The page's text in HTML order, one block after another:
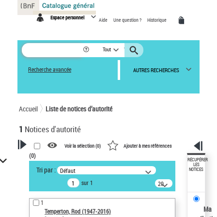
Espace personnel Aide Une question ? Historique
Tout
Recherche avancée AUTRES RECHERCHES
Accueil Liste de notices d’autorité
1 Notices d'autorité
VOTRE RECHERCHE
Recherche avancée dans les
notices d’autorité
Œuvres liées à l'auteur :
Temperton, Rod (1947-2016)
Voir la sélection (0) Ajouter à mes références
(0)
Tri par : Défaut
sur 1
20
résultats/page
1
Temperton, Rod (1947-2016)
RÉCUPÉRER
LES
NOTICES
Ma
Panneau de gestion des cookies